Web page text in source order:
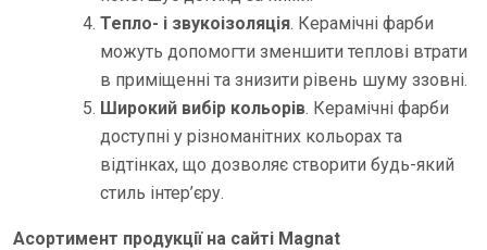
Тепло- і звукоізоляція. Керамічні фарби
можуть допомогти зменшити теплові втрати
в приміщенні та знизити рівень шуму ззовні.
Широкий вибір кольорів. Керамічні фарби
доступні у різноманітних кольорах та
відтінках, що дозволяє створити будь-який
стиль інтер’єру.
Асортимент продукції на сайті Magnat